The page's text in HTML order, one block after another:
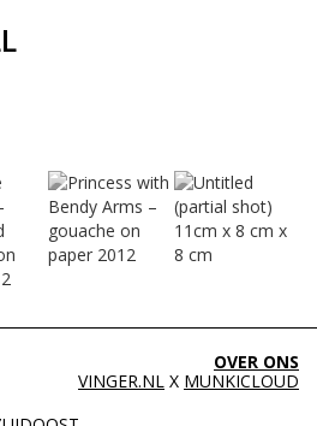
OVER ONS
VINGER.NL X MUNKICLOUD